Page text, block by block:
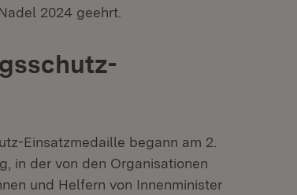
2024 geehrt.
Einsatzmedaille begann am 2.
in der von den Organisationen
und Helfern von Innenminister